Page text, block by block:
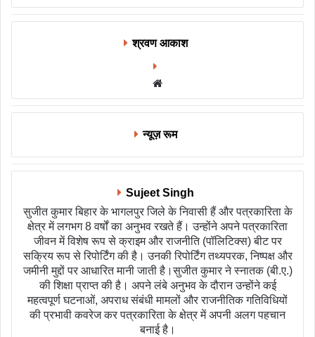
श्रवण आकाश
न्यूज़ रूम
Sujeet Singh
सुजीत कुमार बिहार के भागलपुर जिले के निवासी हैं और पत्रकारिता के
क्षेत्र में लगभग 8 वर्षों का अनुभव रखते हैं। उन्होंने अपने पत्रकारिता
जीवन में विशेष रूप से क्राइम और राजनीति (पॉलिटिक्स) बीट पर
सक्रिय रूप से रिपोर्टिंग की है। उनकी रिपोर्टिंग तथ्यपरक, निष्पक्ष और
जमीनी मुद्दों पर आधारित मानी जाती है।सुजीत कुमार ने स्नातक (बी.ए.)
की शिक्षा प्राप्त की है। अपने लंबे अनुभव के दौरान उन्होंने कई
महत्वपूर्ण घटनाओं, अपराध संबंधी मामलों और राजनीतिक गतिविधियों
की प्रभावी कवरेज कर पत्रकारिता के क्षेत्र में अपनी अलग पहचान
बनाई है।